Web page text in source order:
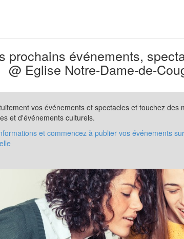
prochains événements,
@ Eglise Notre-Dame-de-
vos événements et spectacles et touchez des
et d'événements culturels.
et commencez à publier vos événements